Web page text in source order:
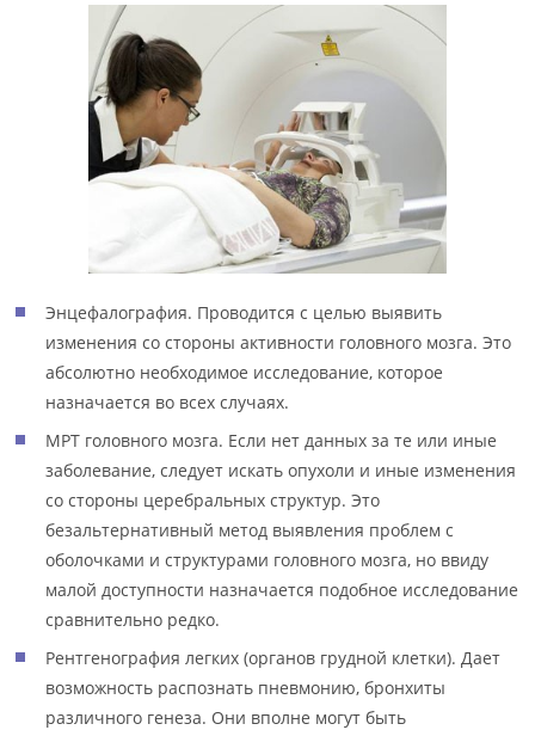
Энцефалография. Проводится с целью выявить
изменения со стороны активности головного мозга. Это
абсолютно необходимое исследование, которое
назначается во всех случаях.
МРТ головного мозга. Если нет данных за те или иные
заболевание, следует искать опухоли и иные изменения
со стороны церебральных структур. Это
безальтернативный метод выявления проблем с
оболочками и структурами головного мозга, но ввиду
малой доступности назначается подобное исследование
сравнительно редко.
Рентгенография легких (органов грудной клетки). Дает
возможность распознать пневмонию, бронхиты
различного генеза. Они вполне могут быть